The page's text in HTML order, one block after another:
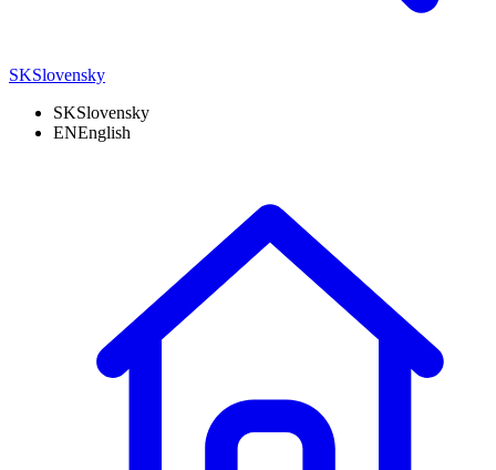
SKSlovensky
SKSlovensky
ENEnglish